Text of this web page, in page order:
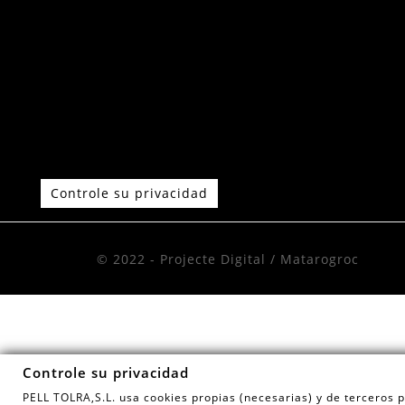
Controle su privacidad
© 2022 - Projecte Digital / Matarogroc
Controle su privacidad
PELL TOLRA,S.L. usa cookies propias (necesarias) y de